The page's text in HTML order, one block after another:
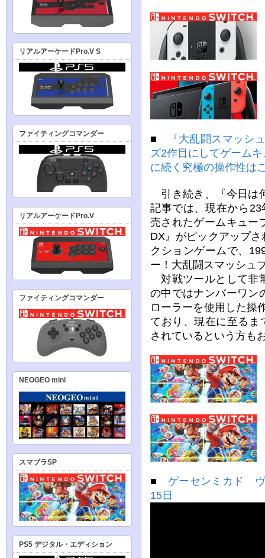
■
『大乱闘スマッシ
ズ2作目にしてゲーム
に続く究極の操作性は
引き続き、『今日は
記事では、現在から
売されたゲームキュー
DX』がピックアップ
クションゲームで、
ー！大乱闘スマッシュ
対戦ツールとして非
の中ではナンバーワン
ローラーを使用した操
ており、現在に至るま
されているという方も
■ ゲーセンミカド
15日
リアルアーケードPro.V S
ファイティングコマンダー
リアルアーケードPro.V
ファイティングコマンダー
NEOGEO mini
スマブラSP
PS5 デジタル・エディション